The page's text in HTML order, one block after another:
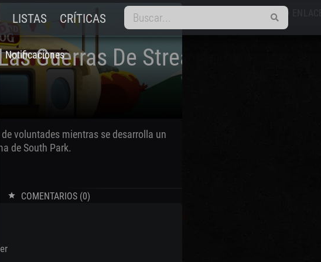
LISTAS CRÍTICAS
Notificaciones
Guerras De Streaming
voluntades mientras se desarrolla un
de South Park.
star COMENTARIOS (0)
link